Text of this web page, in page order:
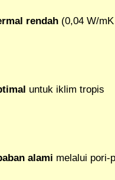
rendah (0,04 W/
untuk iklim tropis
alami melalui pori-